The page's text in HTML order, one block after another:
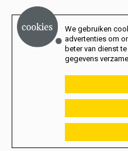
We gebruiken
advertenties om
beter van dienst
gegevens